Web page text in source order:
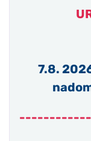
7.8.